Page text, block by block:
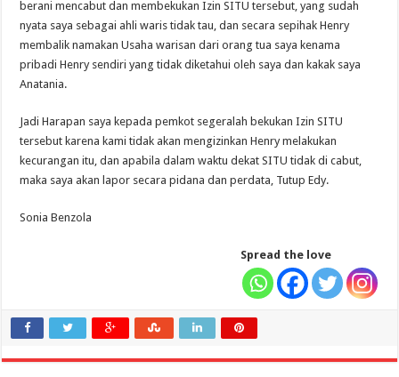
berani mencabut dan membekukan Izin SITU tersebut, yang sudah
nyata saya sebagai ahli waris tidak tau, dan secara sepihak Henry
membalik namakan Usaha warisan dari orang tua saya kenama
pribadi Henry sendiri yang tidak diketahui oleh saya dan kakak saya
Anatania.
Jadi Harapan saya kepada pemkot segeralah bekukan Izin SITU
tersebut karena kami tidak akan mengizinkan Henry melakukan
kecurangan itu, dan apabila dalam waktu dekat SITU tidak di cabut,
maka saya akan lapor secara pidana dan perdata, Tutup Edy.
Sonia Benzola
Spread the love